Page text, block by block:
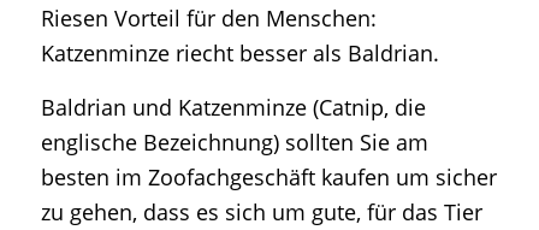
Riesen Vorteil für den Menschen:
Katzenminze riecht besser als Baldrian.
Baldrian und Katzenminze (Catnip, die
englische Bezeichnung) sollten Sie am
besten im Zoofachgeschäft kaufen um sicher
zu gehen, dass es sich um gute, für das Tier